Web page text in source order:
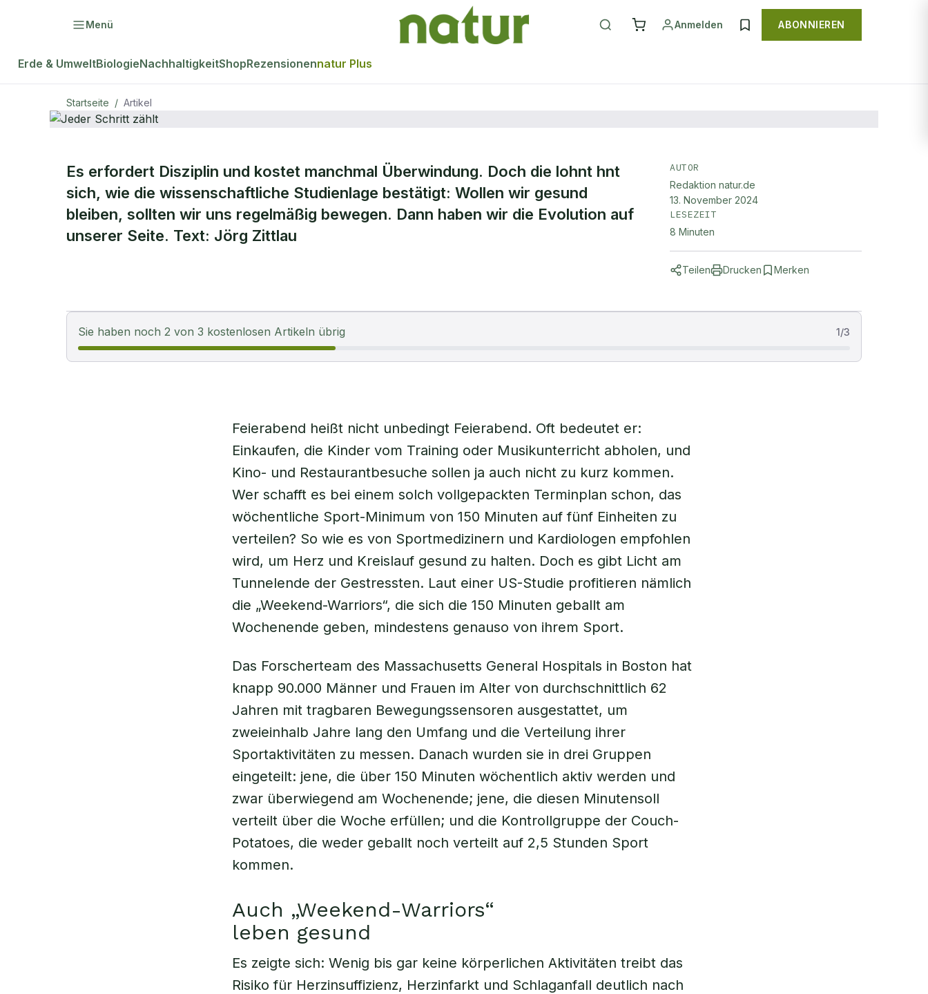
Menü Anmelden ABONNIEREN
Erde & UmweltBiologieNachhaltigkeitShopRezensionennatur Plus
Startseite / Artikel
natur Plus
Jeder Schritt
zählt
Es erfordert Disziplin und kostet manchmal Überwindung. Doch die lohnt hnt
sich, wie die wissenschaftliche Studienlage bestätigt: Wollen wir gesund
bleiben, sollten wir uns regelmäßig bewegen. Dann haben wir die Evolution auf
unserer Seite. Text: Jörg Zittlau
AUTOR
Redaktion natur.de
13. November 2024
LESEZEIT
8 Minuten
Teilen Drucken Merken
Sie haben noch 2 von 3 kostenlosen Artikeln übrig 1/3
Feierabend heißt nicht unbedingt Feierabend. Oft bedeutet er:
Einkaufen, die Kinder vom Training oder Musikunterricht abholen, und
Kino- und Restaurantbesuche sollen ja auch nicht zu kurz kommen.
Wer schafft es bei einem solch vollgepackten Terminplan schon, das
wöchentliche Sport-Minimum von 150 Minuten auf fünf Einheiten zu
verteilen? So wie es von Sportmedizinern und Kardiologen empfohlen
wird, um Herz und Kreislauf gesund zu halten. Doch es gibt Licht am
Tunnelende der Gestressten. Laut einer US-Studie profitieren nämlich
die „Weekend-Warriors“, die sich die 150 Minuten geballt am
Wochenende geben, mindestens genauso von ihrem Sport.
Das Forscherteam des Massachusetts General Hospitals in Boston hat
knapp 90.000 Männer und Frauen im Alter von durchschnittlich 62
Jahren mit tragbaren Bewegungssensoren ausgestattet, um
zweieinhalb Jahre lang den Umfang und die Verteilung ihrer
Sportaktivitäten zu messen. Danach wurden sie in drei Gruppen
eingeteilt: jene, die über 150 Minuten wöchentlich aktiv werden und
zwar überwiegend am Wochenende; jene, die diesen Minutensoll
verteilt über die Woche erfüllen; und die Kontrollgruppe der Couch-
Potatoes, die weder geballt noch verteilt auf 2,5 Stunden Sport
kommen.
Auch „Weekend-Warriors“
leben gesund
Es zeigte sich: Wenig bis gar keine körperlichen Aktivitäten treibt das
Risiko für Herzinsuffizienz, Herzinfarkt und Schlaganfall deutlich nach